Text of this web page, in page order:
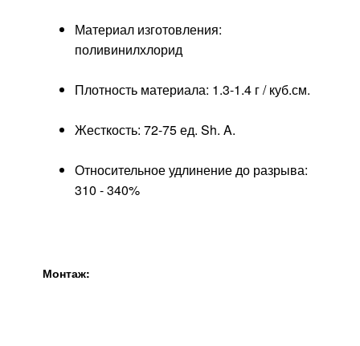
Материал изготовления:
поливинилхлорид
Плотность материала: 1.3-1.4 г / куб.см.
Жесткость: 72-75 ед. Sh. A.
Относительное удлинение до разрыва:
310 - 340%
Монтаж: